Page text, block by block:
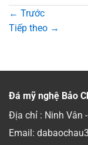
← Trước
Tiếp theo →
Đá mỹ nghệ Bảo
Địa chỉ : Ninh Vân
Email: